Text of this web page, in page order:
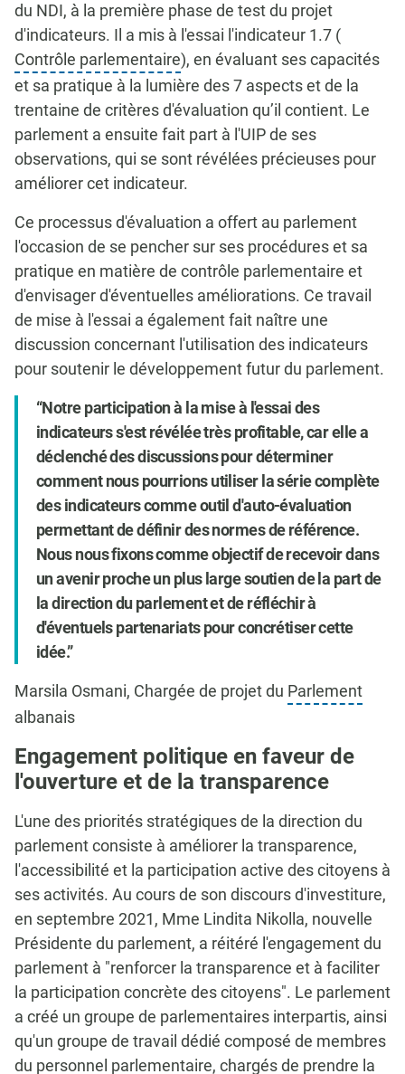
du NDI, à la première phase de test du projet
d'indicateurs. Il a mis à l'essai l'indicateur 1.7 (
Contrôle parlementaire), en évaluant ses capacités
et sa pratique à la lumière des 7 aspects et de la
trentaine de critères d'évaluation qu’il contient. Le
parlement a ensuite fait part à l'UIP de ses
observations, qui se sont révélées précieuses pour
améliorer cet indicateur.
Ce processus d'évaluation a offert au parlement
l'occasion de se pencher sur ses procédures et sa
pratique en matière de contrôle parlementaire et
d'envisager d'éventuelles améliorations. Ce travail
de mise à l'essai a également fait naître une
discussion concernant l'utilisation des indicateurs
pour soutenir le développement futur du parlement.
Notre participation à la mise à l'essai des
indicateurs s'est révélée très profitable, car elle a
déclenché des discussions pour déterminer
comment nous pourrions utiliser la série complète
des indicateurs comme outil d'auto-évaluation
permettant de définir des normes de référence.
Nous nous fixons comme objectif de recevoir dans
un avenir proche un plus large soutien de la part de
la direction du parlement et de réfléchir à
d'éventuels partenariats pour concrétiser cette
idée.
Marsila Osmani, Chargée de projet du Parlement
albanais
Engagement politique en faveur de
l'ouverture et de la transparence
L'une des priorités stratégiques de la direction du
parlement consiste à améliorer la transparence,
l'accessibilité et la participation active des citoyens à
ses activités. Au cours de son discours d'investiture,
en septembre 2021, Mme Lindita Nikolla, nouvelle
Présidente du parlement, a réitéré l'engagement du
parlement à "renforcer la transparence et à faciliter
la participation concrète des citoyens". Le parlement
a créé un groupe de parlementaires interpartis, ainsi
qu'un groupe de travail dédié composé de membres
du personnel parlementaire, chargés de prendre la